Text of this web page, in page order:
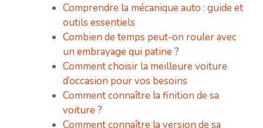
Comprendre la mécanique auto : guide et
outils essentiels
Combien de temps peut-on rouler avec
un embrayage qui patine ?
Comment choisir la meilleure voiture
d’occasion pour vos besoins
Comment connaître la finition de sa
voiture ?
Comment connaître la version de sa